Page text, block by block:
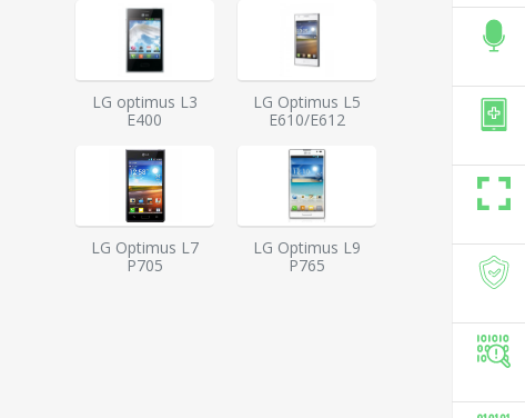
LG optimus L3
E400
LG Optimus L5
E610/E612
LG Optimus L7
P705
LG Optimus L9
P765